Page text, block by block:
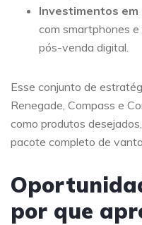
Investimentos
com smartphones
pós-venda digital.
Esse conjunto de
Renegade, Compass e
como produtos
pacote completo de
por que